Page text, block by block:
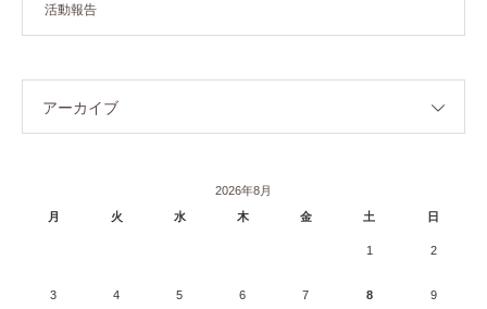
活動報告
アーカイブ
2026年8月
月
火 水 木 金 土 日
1 2
3 4 5 6 7 8 9